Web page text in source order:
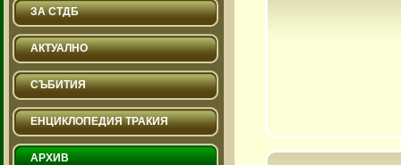
ЗА СТДБ
АКТУАЛНО
СЪБИТИЯ
ЕНЦИКЛОПЕДИЯ ТРАКИЯ
АРХИВ